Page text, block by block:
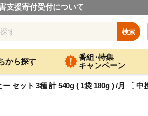
支援寄付受付について
検索
から探す
番組･特集
キャンペーン
セット 3種 計 540g ( 1袋 180g ) /月 〔 中